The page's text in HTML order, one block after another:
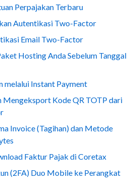
Perpajakan Terbaru
Autentikasi Two-Factor
Email Two-Factor
Hosting Anda Sebelum Tanggal
melalui Instant Payment
Mengeksport Kode QR TOTP dari
Invoice (Tagihan) dan Metode
Faktur Pajak di Coretax
(2FA) Duo Mobile ke Perangkat